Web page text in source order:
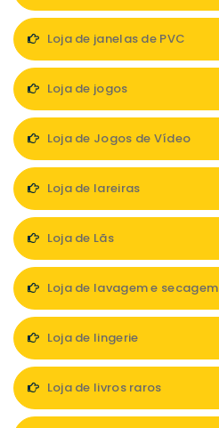
Loja de janelas de PVC
Loja de jogos
Loja de Jogos de Vídeo
Loja de lareiras
Loja de Lãs
Loja de lavagem e secagem
Loja de lingerie
Loja de livros raros